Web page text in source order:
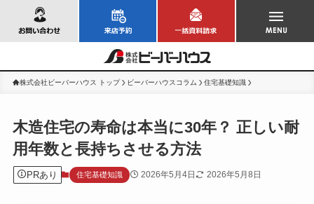
株式会社ビーバーハウス トップ ビーバーハウスコラム 住宅基礎知識
木造住宅の寿命は本当に30年？ 正しい耐
用年数と長持ちさせる方法
PRあり 住宅基礎知識 2026年5月4日 2026年5月8日